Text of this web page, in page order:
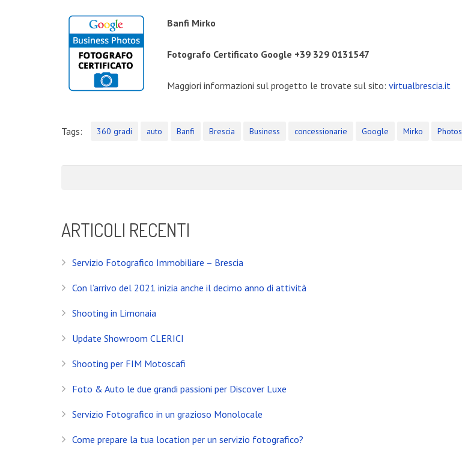
Banfi Mirko
Fotografo Certificato Google +39 329 0131547
Maggiori informazioni sul progetto le trovate sul sito: virtualbrescia.it
Tags: 360 gradi auto Banfi Brescia Business concessionarie Google Mirko Photos
ARTICOLI RECENTI
Servizio Fotografico Immobiliare – Brescia
Con l’arrivo del 2021 inizia anche il decimo anno di attività
Shooting in Limonaia
Update Showroom CLERICI
Shooting per FIM Motoscafi
Foto & Auto le due grandi passioni per Discover Luxe
Servizio Fotografico in un grazioso Monolocale
Come prepare la tua location per un servizio fotografico?
NEWS
Con l’arrivo del 2021 inizia anche il decimo anno di attività
Update Showroom CLERICI
Brescia - ITALIA
+39 329 0131547
info@banfimirko.it
Privacy policy| Cookie policy